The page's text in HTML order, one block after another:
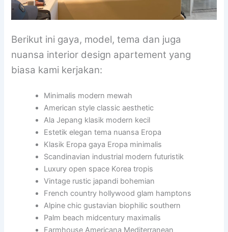
Berikut ini gaya, model, tema dan juga
nuansa interior design apartement yang
biasa kami kerjakan:
Minimalis modern mewah
American style classic aesthetic
Ala Jepang klasik modern kecil
Estetik elegan tema nuansa Eropa
Klasik Eropa gaya Eropa minimalis
Scandinavian industrial modern futuristik
Luxury open space Korea tropis
Vintage rustic japandi bohemian
French country hollywood glam hamptons
Alpine chic gustavian biophilic southern
Palm beach midcentury maximalis
Farmhouse Americana Mediterranean